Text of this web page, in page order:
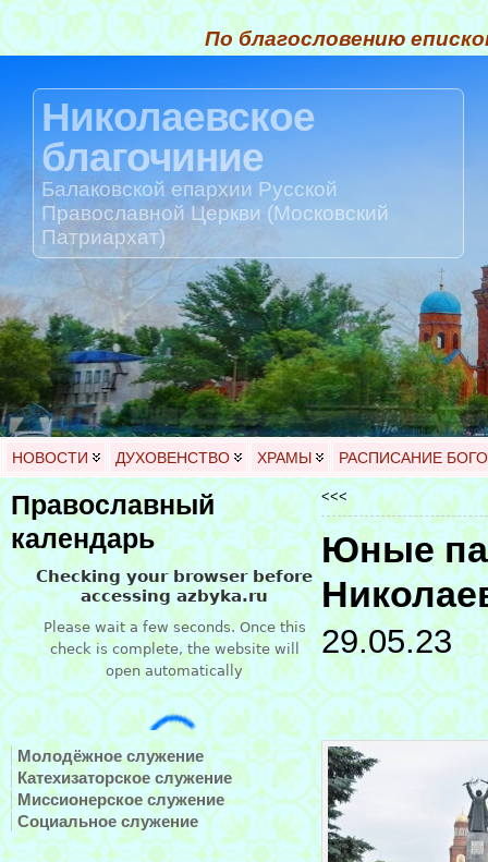
По благословению
Николаевское
благочиние
Балаковской епархии Русской
Православной Церкви (Московский
Патриархат)
НОВОСТИ ДУХОВЕНСТВО ХРАМЫ РАСПИСАНИЕ
Православный
календарь
Молодёжное служение
Катехизаторское служение
Миссионерское служение
Социальное служение
<<<
Юные
29.05.23